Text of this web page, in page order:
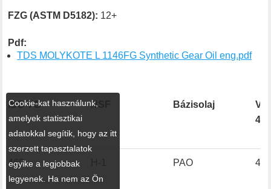
FZG (ASTM D5182): 12+
Pdf:
TDS MOLYKOTE L 1146FG Synthetic Gear Oil eng.pdf
ISO VG NSF Bázisolaj
460 PAO
Cookie-kat használunk,
amelyek statisztikai
adatokkal segítik, hogy az itt
szerzett tapasztalatok
egyike a legjobbak
legyenek. Ha nem az Ön